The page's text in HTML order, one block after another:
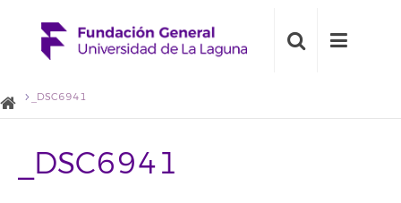
_DSC6941
_DSC6941